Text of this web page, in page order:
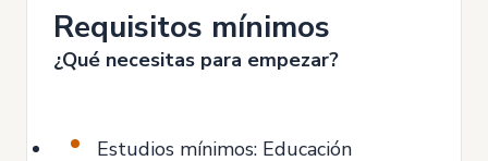
Requisitos mínimos
¿Qué necesitas para empezar?
Estudios mínimos: Educación